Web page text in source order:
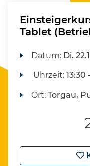
Tablet
Datum: Di.
Uhrzeit:13:30
Ort:Torgau,